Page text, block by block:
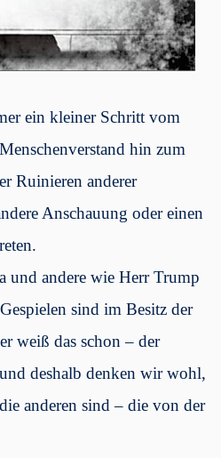
ein kleiner Schritt vom
hin zum
Ruinieren anderer
Anschauung oder einen
und andere wie Herr Trump
sind im Besitz der
weiß das schon – der
deshalb denken wir wohl,
anderen sind – die von der